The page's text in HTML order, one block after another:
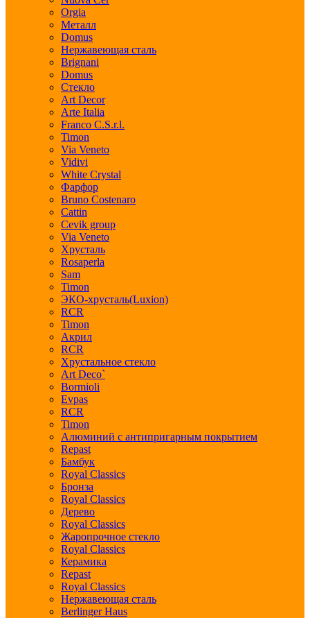
Orgia
Металл
Domus
Нержавеющая сталь
Brignani
Domus
Стекло
Art Decor
Arte Italia
Franco C.S.r.l.
Timon
Via Veneto
Vidivi
White Crystal
Фарфор
Bruno Costenaro
Cattin
Cevik group
Via Veneto
Хрусталь
Rosaperla
Sam
Timon
ЭКО-хрусталь(Luxion)
RCR
Timon
Акрил
RCR
Хрустальное стекло
Art Deco`
Bormioli
Evpas
RCR
Timon
Алюминий с антипригарным покрытием
Repast
Бамбук
Royal Classics
Бронза
Royal Classics
Дерево
Royal Classics
Жаропрочное стекло
Royal Classics
Керамика
Repast
Royal Classics
Нержавеющая сталь
Berlinger Haus